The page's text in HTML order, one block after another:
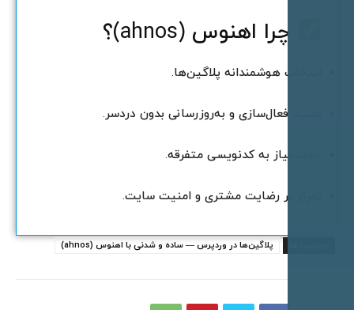
چرا اهنوس (ahnos)؟
انتخاب هوشمندانه پلاگین‌ها.
نصب، فعال‌سازی و به‌روزرسانی بدون دردسر.
حذف نیاز به کدنویسی متفرقه.
تمرکز بر رضایت مشتری و امنیت سایت.
پلاگین‌ها در وردپرس — ساده و شدنی با اهنوس (ahnos)